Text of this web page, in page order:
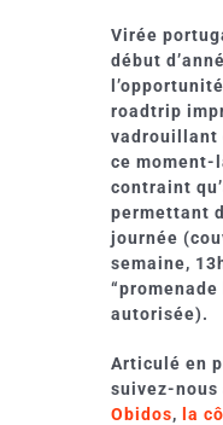
Virée
début
roadtrip
vadrouillant
ce moment-
contraint
permettant
journée
semaine,
autorisée).
Articulé en
suivez-
Obidos, la